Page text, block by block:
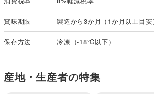
賞味期限 製造から3か月（1か月以上目安）
保存方法 冷凍（-18℃以下）
産地・生産者の特集